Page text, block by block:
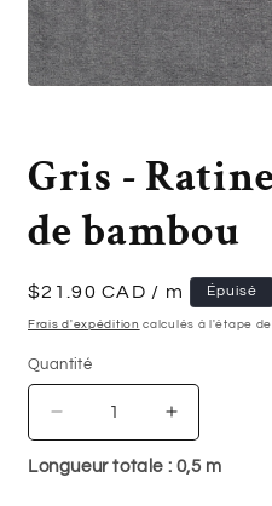
dans
une
modale
Gris -
de bambou
Prix
habituel
$21.90 CAD / m Épuisé
Frais d'expédition calculés à l'étape
Quantité
Quantité
Réduire
la
quantité
Augmenter
la
quantité
Longueur totale : 0,5 m